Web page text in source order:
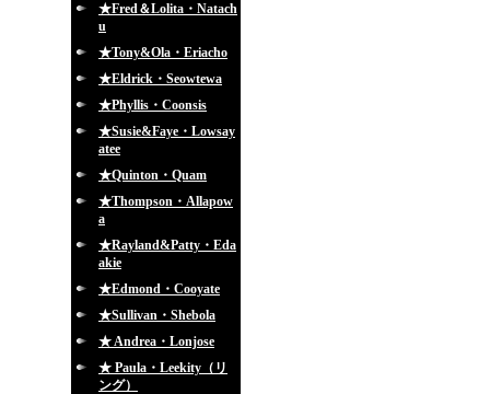
★Fred＆Lolita・Natach
u
★Tony&Ola・Eriacho
★Eldrick・Seowtewa
★Phyllis・Coonsis
★Susie&Faye・Lowsay
atee
★Quinton・Quam
★Thompson・Allapow
a
★Rayland&Patty・Eda
akie
★Edmond・Cooyate
★Sullivan・Shebola
★ Andrea・Lonjose
★ Paula・Leekity（リ
ング）